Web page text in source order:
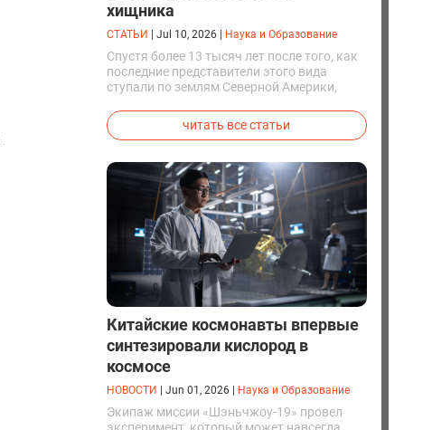
хищника
СТАТЬИ Jul 10, 2026 Наука и Образование
Спустя более 13 тысяч лет после того, как
последние представители этого вида
ступали по землям Северной Америки,
вывели первых генетически
модифицированных щенков с фенотипом
читать все статьи
Китайские космонавты впервые
синтезировали кислород в
космосе
НОВОСТИ Jun 01, 2026 Наука и Образование
Экипаж миссии «Шэньчжоу-19» провел